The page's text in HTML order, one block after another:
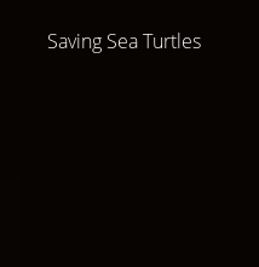
Saving Sea Turtles